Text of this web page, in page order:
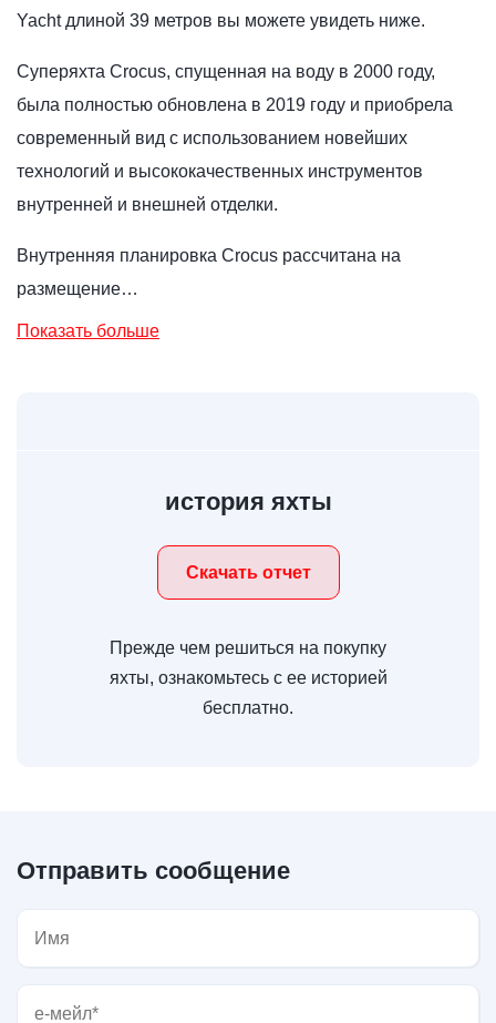
Yacht длиной 39 метров вы можете увидеть ниже.
Суперяхта Crocus, спущенная на воду в 2000 году,
была полностью обновлена ​​в 2019 году и приобрела
современный вид с использованием новейших
технологий и высококачественных инструментов
внутренней и внешней отделки.
Внутренняя планировка Crocus рассчитана на
размещение…
Показать больше
история яхты
Скачать отчет
Прежде чем решиться на покупку
яхты, ознакомьтесь с ее историей
бесплатно.
Отправить сообщение